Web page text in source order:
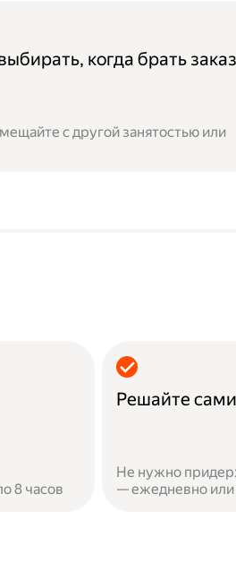
когда брать
с другой занятостью или
8 часов
Решайте сами
Не нужно
— ежедневно или